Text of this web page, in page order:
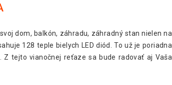
dom, balkón, záhradu, záhradný stan nielen na
128 teple bielych LED diód. To už je poriadna
Z tejto vianočnej reťaze sa bude radovať aj Vaša